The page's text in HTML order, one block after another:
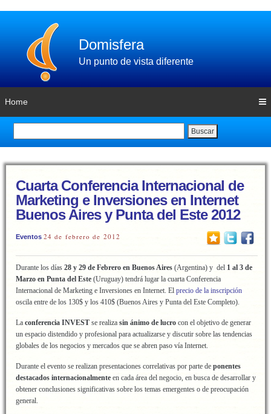
Domisfera
Un punto de vista diferente
Home
Buscar
Cuarta Conferencia Internacional de
Marketing e Inversiones en Internet
Buenos Aires y Punta del Este 2012
Eventos 24 de febrero de 2012
Durante los días 28 y 29 de Febrero en Buenos Aires (Argentina) y del 1 al 3 de
Marzo en Punta del Este (Uruguay) tendrá lugar la cuarta Conferencia
Internacional de Marketing e Inversiones en Internet. El precio de la inscripción
oscila entre de los 130$ y los 410$ (Buenos Aires y Punta del Este Completo).
La conferencia INVEST se realiza sin ánimo de lucro con el objetivo de generar
un espacio distendido y profesional para actualizarse y discutir sobre las tendencias
globales de los negocios y mercados que se abren paso vía Internet.
Durante el evento se realizan presentaciones correlativas por parte de ponentes
destacados internacionalmente en cada área del negocio, en busca de desarrollar y
obtener conclusiones significativas sobre los temas emergentes o de preocupación
general.